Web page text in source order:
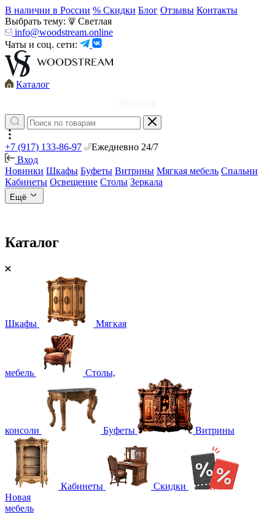
В наличии в России % Скидки Блог Отзывы Контакты
Выбрать тему:
Светлая
info@woodstream.online
Чаты и соц. сети:
Каталог
+7 (917) 133-86-97
Ежедневно 24/7
Вход
Новинки Шкафы Буфеты Витрины Мягкая мебель Спальни
Кабинеты Освещение Столы Зеркала
Ещё
Каталог
Шкафы Мягкая
мебель Столы,
консоли Буфеты Витрины
Кабинеты
Скидки
Новая
мебель